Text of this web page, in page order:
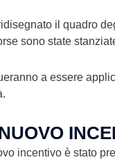
il quadro
sono state
a essere
incentivo è stato